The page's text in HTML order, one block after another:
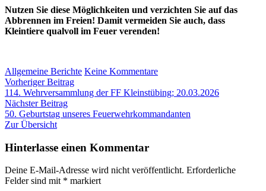
Nutzen Sie diese Möglichkeiten und verzichten Sie auf das
Abbrennen im Freien! Damit vermeiden Sie auch, dass
Kleintiere qualvoll im Feuer verenden!
Allgemeine Berichte Keine Kommentarezu
–
bei
Beitragsnavigation
Vorheriger BeitragVorheriger
Beitrag:
114. Wehrversammlung der FF Kleinstübing; 20.03.2026
Nächster BeitragNächster
Beitrag:
50. Geburtstag unseres Feuerwehrkommandanten
Zur Übersicht
Hinterlasse einen Kommentar
Deine E-Mail-Adresse wird nicht veröffentlicht. Erforderliche
Felder sind mit * markiert